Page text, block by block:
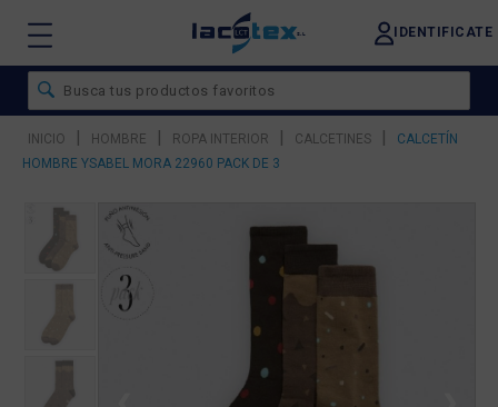
IDENTIFICATE
INICIO | HOMBRE | ROPA INTERIOR | CALCETINES |
CALCETÍN
HOMBRE YSABEL MORA 22960 PACK DE 3